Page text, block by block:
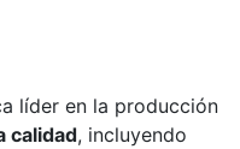
líder en la producción
calidad, incluyendo